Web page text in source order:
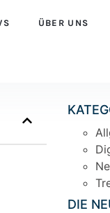
ÜBER UNS
DIE